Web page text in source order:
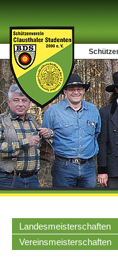
Landesmeisterschaften
Vereinsmeisterschaften